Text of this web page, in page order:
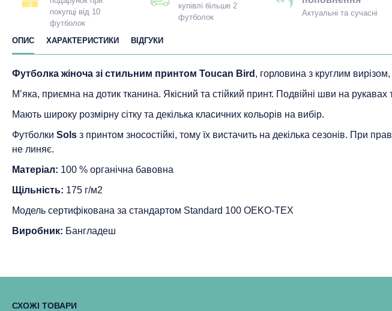
покупці від 10
футболок
купівлі більше 2
футболок
Актуальні та сучасні
ОПИС ХАРАКТЕРИСТИКИ ВІДГУКИ
Футболка жіноча зі стильним принтом Toucan Bird , горловина з круглим
М’яка, приємна на дотик тканина. Якісний та стійкий принт. Подвійні шви на рукавах
Мають широку розмірну сітку та декілька класичних кольорів на вибір.
Футболки Sols з принтом зносостійкі, тому їх вистачить на декілька сезонів. При
не линяє.
Матеріал: 100 % органічна бавовна
Щільність: 175 г/м2
Модель сертифікована за стандартом Standard 100 ОEKO-TEX
Виробник: Бангладеш
СХОЖІ ТОВАРИ